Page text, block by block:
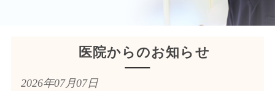
医院からのお知らせ
2026年07月07日